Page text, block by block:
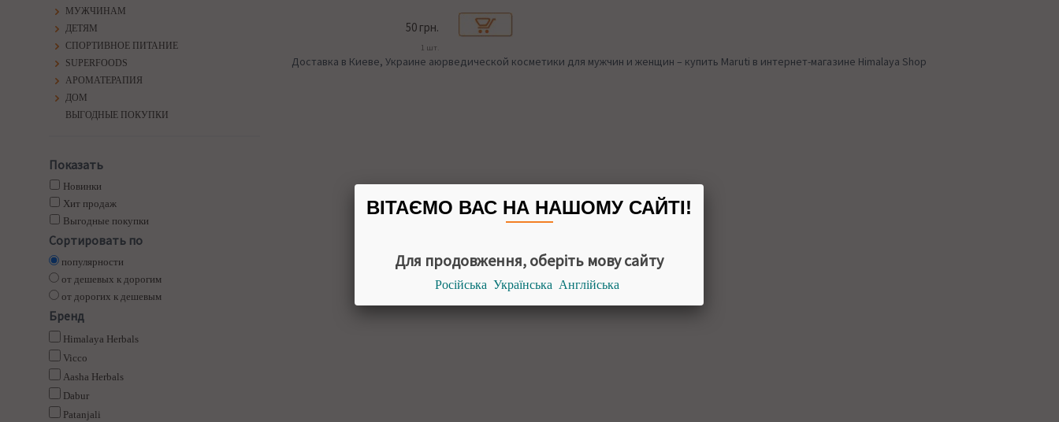
МУЖЧИНАМ
ДЕТЯМ
СПОРТИВНОЕ ПИТАНИЕ
SUPERFOODS
АРОМАТЕРАПИЯ
ДОМ
ВЫГОДНЫЕ ПОКУПКИ
Показать
Новинки
Хит продаж
Выгодные покупки
Сортировать по
популярности
от дешевых к дорогим
от дорогих к дешевым
Бренд
Himalaya Herbals
Vicco
Aasha Herbals
Dabur
Patanjali
50 грн.
1 шт.
Доставка в Киеве, Украине аюрведической косметики для мужчин и женщин – купить Maruti в интернет-магазине Himalaya Shop
ВІТАЄМО ВАС НА НАШОМУ САЙТІ!
Для продовження, оберіть мову сайту
Російська Українська Англійська